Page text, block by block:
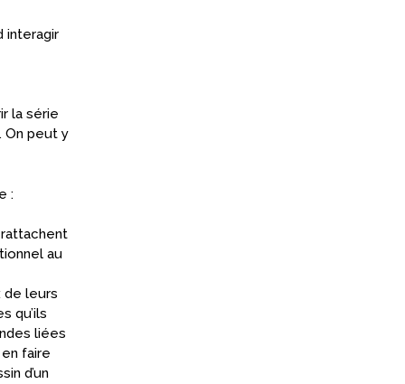
interagir
la série
On peut y
:
rattachent
au
de leurs
qu’ils
liées
faire
d’un